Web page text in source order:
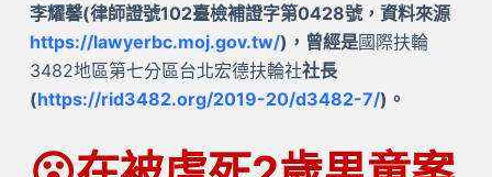
李耀馨(律師證號102臺檢補證字第0428號，資料來源
https://lawyerbc.moj.gov.tw/)，曾經是國際扶輪
3482地區第七分區台北宏德扶輪社社長
(https://rid3482.org/2019-20/d3482-7/)。